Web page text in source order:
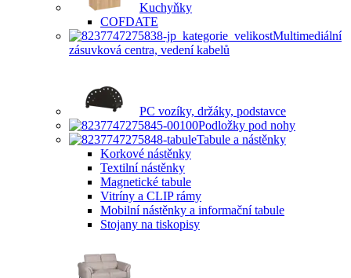
Kuchyňky
COFDATE
Multimediální
zásuvková centra, vedení kabelů
PC vozíky, držáky, podstavce
Podložky pod nohy
Tabule a nástěnky
Korkové nástěnky
Textilní nástěnky
Magnetické tabule
Vitríny a CLIP rámy
Mobilní nástěnky a informační tabule
Stojany na tiskopisy